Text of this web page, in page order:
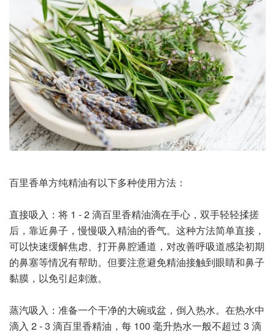
百里香单方纯精油有以下多种使用方法：
直接吸入：将 1 - 2 滴百里香精油滴在手心，双手轻轻揉搓
后，靠近鼻子，慢慢吸入精油的香气。这种方法简单直接，
可以快速缓解焦虑、打开鼻腔通道，对改善呼吸道感染初期
的鼻塞等情况有帮助。但要注意避免精油接触到眼睛和鼻子
黏膜，以免引起刺激。
蒸汽吸入：准备一个干净的大碗或盆，倒入热水。在热水中
滴入 2 - 3 滴百里香精油，每 100 毫升热水一般不超过 3 滴